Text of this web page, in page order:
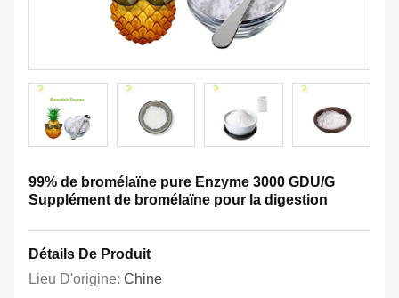
99% de bromélaïne pure Enzyme 3000 GDU/G
Supplément de bromélaïne pour la digestion
Détails De Produit
Lieu D'origine: Chine